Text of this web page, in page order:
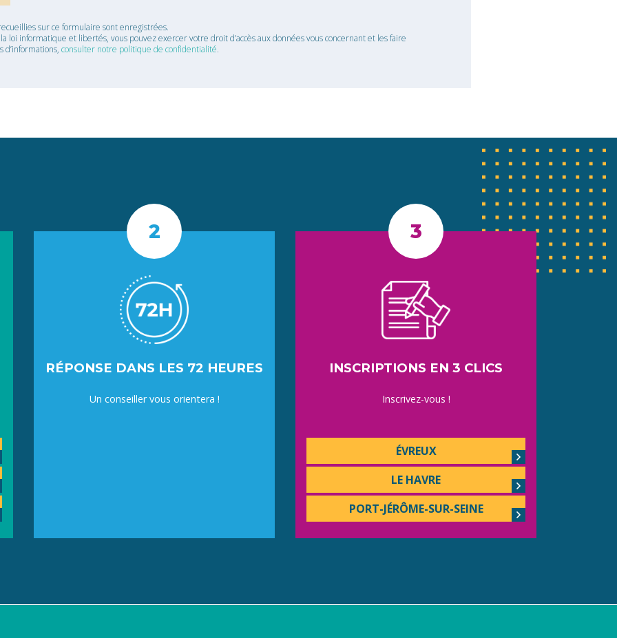
sur ce formulaire sont enregistrées.
loi informatique et libertés, vous pouvez exercer votre droit d’accès aux données vous concernant et les faire
d’informations, consulter notre politique de confidentialité.
RÉPONSE DANS LES 72 HEURES
Un conseiller vous orientera !
INSCRIPTIONS EN 3 CLICS
Inscrivez-vous !
ÉVREUX
LE HAVRE
PORT-JÉRÔME-SUR-SEINE